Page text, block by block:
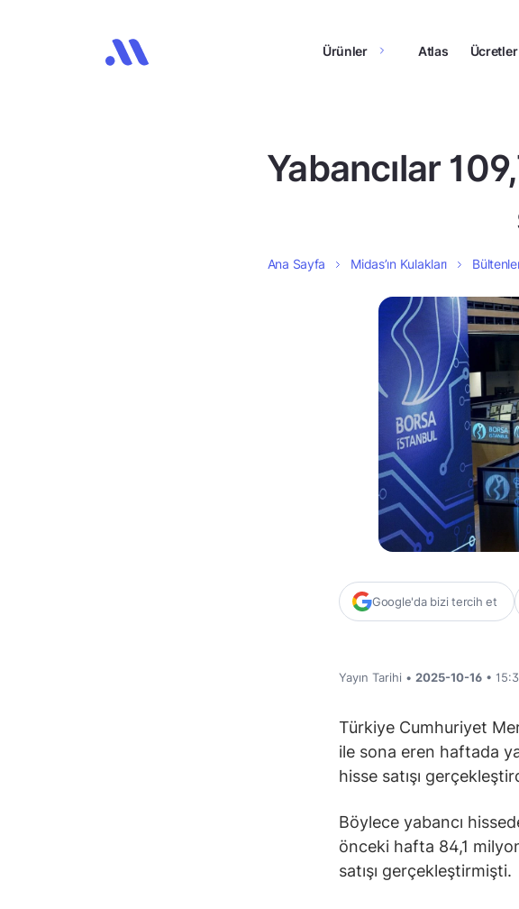
Ürünler Atlas Ücretler
Yabancılar
Ana Sayfa Midas’ın Kulakları
Google'da bizi tercih et
Yayın Tarihi • 2025-10-16 •
Türkiye Cumhuriyet
ile sona eren haftada
hisse satışı
Böylece yabancı
önceki hafta 84,1
satışı gerçekleştirmişti.